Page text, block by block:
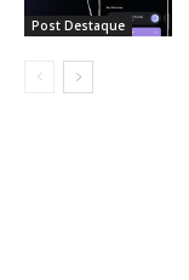
Post Destaque